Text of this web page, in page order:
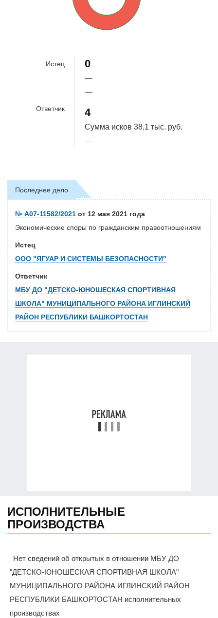
Истец
Ответчик
0
—
—
4
Сумма исков 38,1 тыс. руб.
—
Последнее дело
№ А07-11582/2021 от 12 мая 2021 года
Экономические споры по гражданским правоотношениям
Истец
ООО "ЯГУАР И СИСТЕМЫ БЕЗОПАСНОСТИ"
Ответчик
МБУ ДО "ДЕТСКО-ЮНОШЕСКАЯ СПОРТИВНАЯ
ШКОЛА" МУНИЦИПАЛЬНОГО РАЙОНА ИГЛИНСКИЙ
РАЙОН РЕСПУБЛИКИ БАШКОРТОСТАН
ИСПОЛНИТЕЛЬНЫЕ
ПРОИЗВОДСТВА
Нет сведений об открытых в отношении МБУ ДО
"ДЕТСКО-ЮНОШЕСКАЯ СПОРТИВНАЯ ШКОЛА"
МУНИЦИПАЛЬНОГО РАЙОНА ИГЛИНСКИЙ РАЙОН
РЕСПУБЛИКИ БАШКОРТОСТАН исполнительных
производствах